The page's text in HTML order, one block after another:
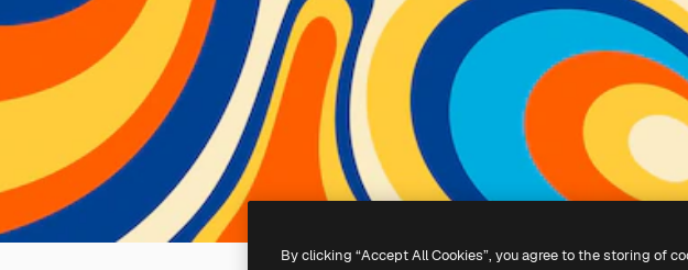
By clicking “Accept All Cookies”, you agree to the storing of